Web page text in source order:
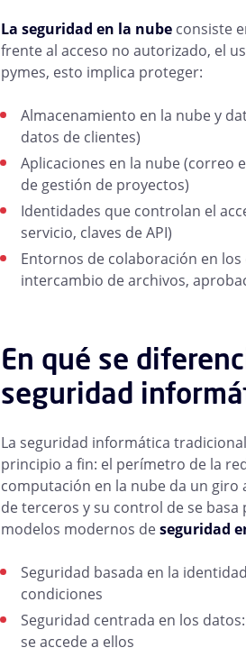
La seguridad en la nubeconsiste
frente al acceso no autorizado, el
pymes, esto implica proteger:
Almacenamiento en la nube y
datos de clientes)
Aplicaciones en la nube (correo
de gestión de proyectos)
Identidades que controlan el
servicio, claves de API)
Entornos de colaboración en
intercambio de archivos,
En qué se
seguridad
La seguridad informática
principio a fin: el perímetro de la
computación en la nube da un giro
de terceros y su control de se
modelos modernos deseguridad
Seguridad basada en la
condiciones
Seguridad centrada en los
se accede a ellos